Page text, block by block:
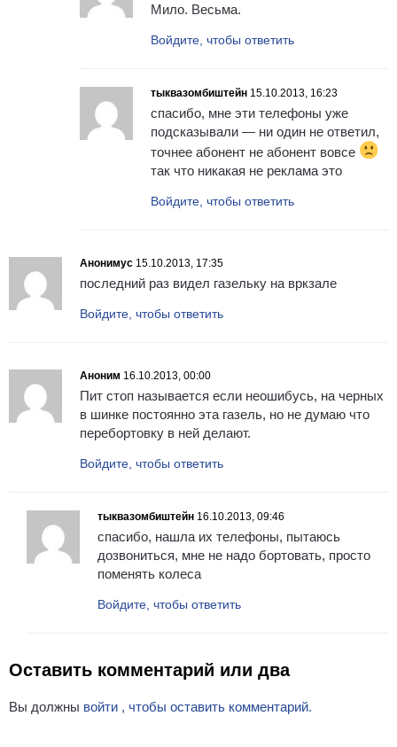
Мило. Весьма.
Войдите, чтобы ответить
тыквазомбиштейн 15.10.2013, 16:23
спасибо, мне эти телефоны уже
подсказывали — ни один не ответил,
точнее абонент не абонент вовсе
так что никакая не реклама это
Войдите, чтобы ответить
Анонимус 15.10.2013, 17:35
последний раз видел газельку на вркзале
Войдите, чтобы ответить
Аноним 16.10.2013, 00:00
Пит стоп называется если неошибусь, на черных
в шинке постоянно эта газель, но не думаю что
перебортовку в ней делают.
Войдите, чтобы ответить
тыквазомбиштейн 16.10.2013, 09:46
спасибо, нашла их телефоны, пытаюсь
дозвониться, мне не надо бортовать, просто
поменять колеса
Войдите, чтобы ответить
Оставить комментарий или два
Вы должны войти , чтобы оставить комментарий.